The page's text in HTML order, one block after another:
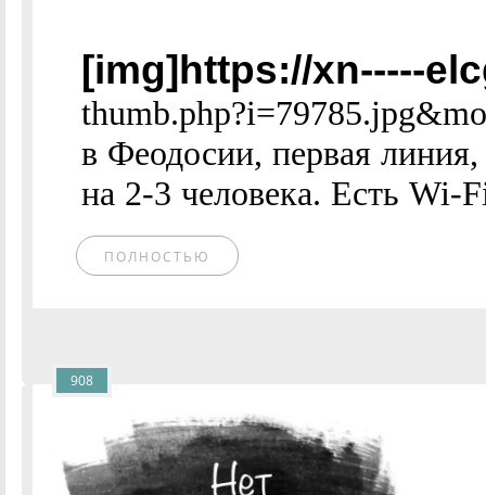
[img]https://xn-----
в Феодосии, первая
на 2-3 человека. Есть Wi-
ПОЛНОСТЬЮ
908